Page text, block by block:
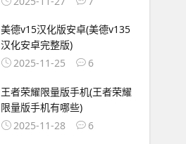
美德v15汉化版安卓(美德v135
汉化安卓完整版)
2025-11-25
6
王者荣耀限量版手机(王者荣耀
限量版手机有哪些)
2025-11-28
6